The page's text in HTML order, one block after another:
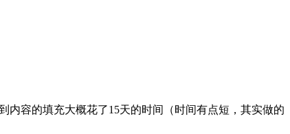
容的填充大概花了15天的时间（时间有点短，其实做的